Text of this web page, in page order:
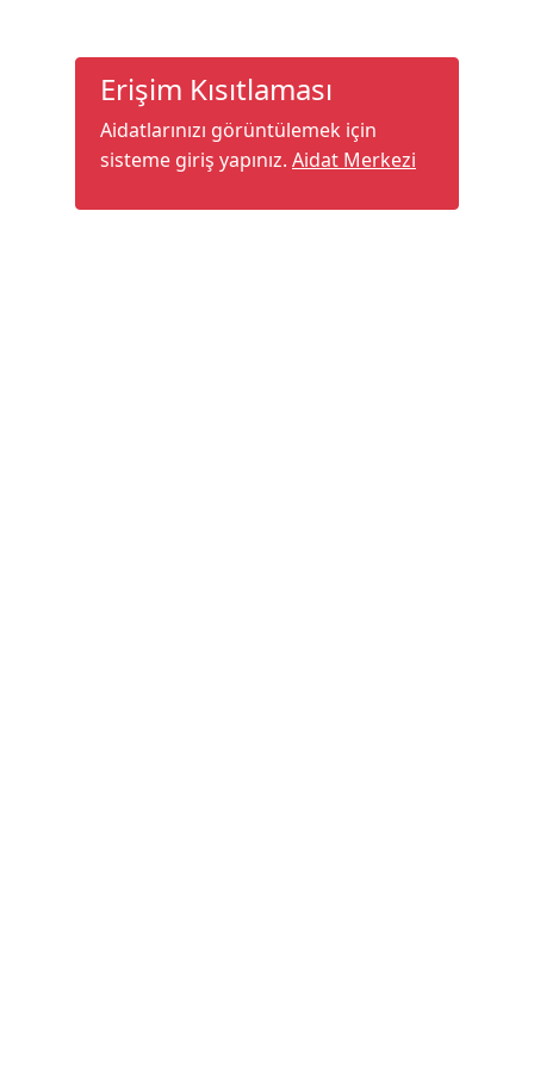
Erişim Kısıtlaması
Aidatlarınızı görüntülemek için
sisteme giriş yapınız. Aidat Merkezi